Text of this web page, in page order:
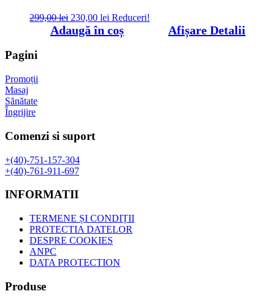
299,00lei Prețul
inițial
a
230,00 lei Prețul
curent
este:
Reduceri!
Adaugă în coș Afișare Detalii
Pagini
Promoții
Masaj
Sănătate
Îngrijire
Comenzi si suport
+(40)-751-157-304
+(40)-761-911-697
INFORMATII
TERMENE ȘI CONDIȚII
PROTECTIA DATELOR
DESPRE COOKIES
ANPC
DATA PROTECTION
Produse